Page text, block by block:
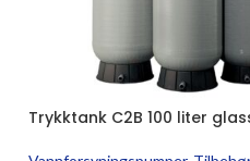
Trykktank C2B 100 liter